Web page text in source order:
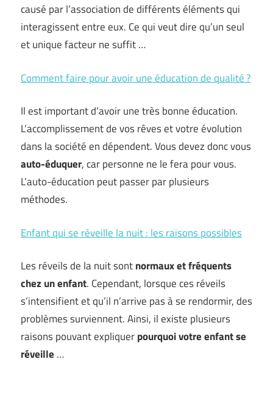
causé par l’association de différents éléments qui
interagissent entre eux. Ce qui veut dire qu’un seul
et unique facteur ne suffit …
Comment faire pour avoir une éducation de qualité ?
Il est important d’avoir une très bonne éducation.
L’accomplissement de vos rêves et votre évolution
dans la société en dépendent. Vous devez donc vous
auto-éduquer, car personne ne le fera pour vous.
L’auto-éducation peut passer par plusieurs
méthodes.
Enfant qui se réveille la nuit : les raisons possibles
Les réveils de la nuit sontnormaux et fréquents
chez un enfant. Cependant, lorsque ces réveils
s’intensifient et qu’il n’arrive pas à se rendormir, des
problèmes surviennent. Ainsi, il existe plusieurs
raisons pouvant expliquerpourquoi votre enfant se
réveille …